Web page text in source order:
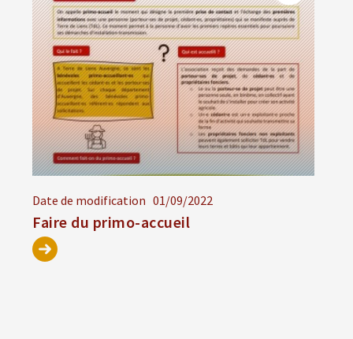
Date de modification 01/09/2022
Faire du primo-accueil